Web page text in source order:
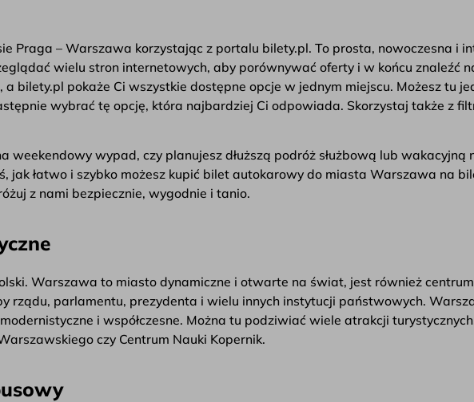
Praga – Warszawa korzystając z portalu bilety.pl. To prosta, nowoczesna i
wielu stron internetowych, aby porównywać oferty i w końcu znaleźć
bilety.pl pokaże Ci wszystkie dostępne opcje w jednym miejscu. Możesz tu
wybrać tę opcję, która najbardziej Ci odpowiada. Skorzystaj także z
weekendowy wypad, czy planujesz dłuższą podróż służbową lub wakacyjną
jak łatwo i szybko możesz kupić bilet autokarowy do miasta Warszawa na
z nami bezpiecznie, wygodnie i tanio.
Warszawa to miasto dynamiczne i otwarte na świat, jest również
rządu, parlamentu, prezydenta i wielu innych instytucji państwowych.
i współczesne. Można tu podziwiać wiele atrakcji
czy Centrum Nauki Kopernik.